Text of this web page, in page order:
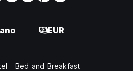
EUR
Bed and Breakfast